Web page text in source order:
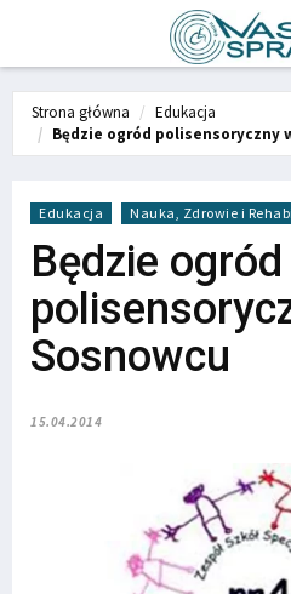
Strona główna
Edukacja
Będzie ogród polisensoryczny
Edukacja Nauka, Zdrowie i
Będzie ogród
Sosnowcu
15.04.2014